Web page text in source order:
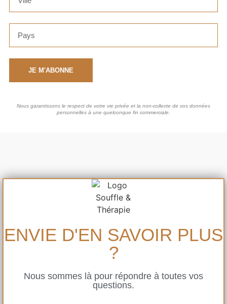
JE M'ABONNE
Nous garantissons le respect de votre vie privée et la non-collecte de vos données
personnelles à une quelconque fin commerciale.
ENVIE D'EN SAVOIR PLUS
?
Nous sommes là pour répondre à toutes vos
questions.